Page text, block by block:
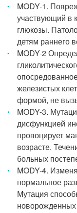
MODY-1.
участвующий в
глюкозы.
детям раннего
MODY-2
железистых
формой, не
MODY-3.
дисфункцией
провоцирует
возрасте.
больных
MODY-4.
нормальное
Мутация